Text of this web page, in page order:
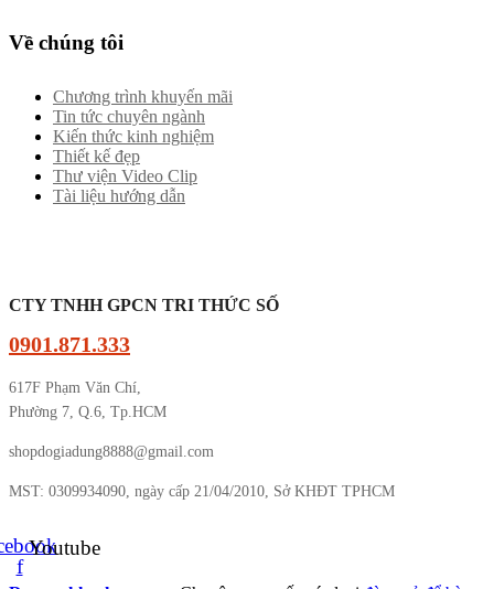
Về chúng tôi
Chương trình khuyến mãi
Tin tức chuyên ngành
Kiến thức kinh nghiệm
Thiết kế đẹp
Thư viện Video Clip
Tài liệu hướng dẫn
CTY TNHH GPCN TRI THỨC SỐ
0901.871.333
617F Phạm Văn Chí,
Phường 7, Q.6, Tp.HCM
shopdogiadung8888@gmail.com
MST: 0309934090, ngày cấp 21/04/2010, Sở KHĐT TPHCM
f
Youtube